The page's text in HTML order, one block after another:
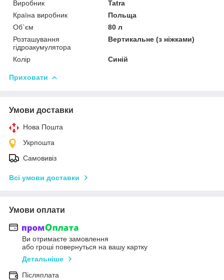
Виробник
Tatra
Країна виробник
Польща
Об`єм
80 л
Розташування
гідроакумулятора
Вертикальне (з ніжками)
Колір Синій
Приховати
Умови доставки
Нова Пошта
Укрпошта
Самовивіз
Всі умови доставки
Умови оплати
Ви отримаєте замовлення
або гроші повернуться на вашу картку
Детальніше
Післяплата